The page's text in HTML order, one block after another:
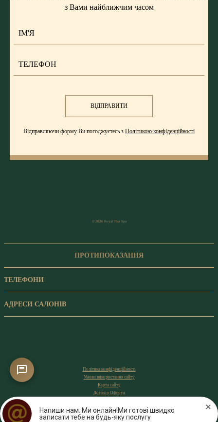
з Вами найближчим часом
ВІДПРАВИТИ
Відправляючи форму Ви погоджуєтесь з Політикою конфіденційності
© 2026 Royal Thai Spa
ПРОТИПОКАЗАННЯ
ТЕЛЕФОНИ
АДРЕСИ САЛОНІВ
Політика конфіденційності
Умови використання сайту
Карта сайту
Договір Оферти
Напиши нам. Ми онлайн!Ми готові швидко
записати тебе на будь-яку послугу